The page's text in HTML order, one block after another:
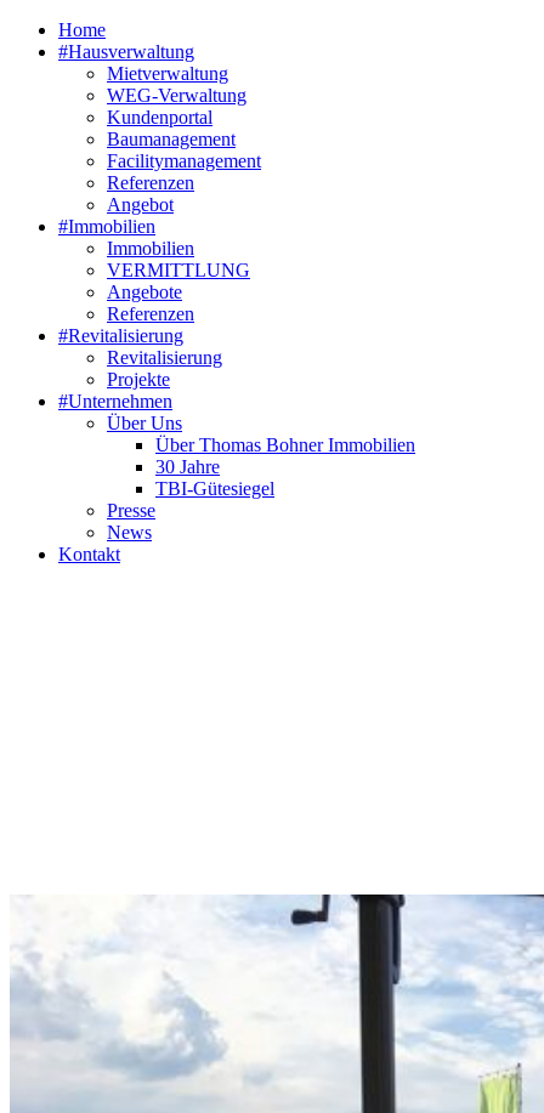
Home
#Hausverwaltung
Mietverwaltung
WEG-Verwaltung
Kundenportal
Baumanagement
Facilitymanagement
Referenzen
Angebot
#Immobilien
Immobilien
VERMITTLUNG
Angebote
Referenzen
#Revitalisierung
Revitalisierung
Projekte
#Unternehmen
Über Uns
Über Thomas Bohner Immobilien
30 Jahre
TBI-Gütesiegel
Presse
News
Kontakt